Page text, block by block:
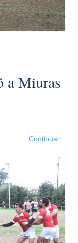
a Miuras
Continuar...